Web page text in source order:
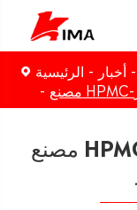
الرئيسية أخبار
مصنع HPMC-مصنع هيدروكسي بروبيل